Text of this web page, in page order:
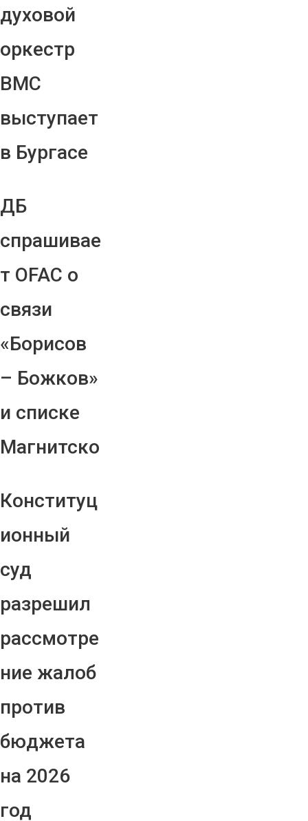
духовой
оркестр
ВМС
выступает
в Бургасе
ДБ
спрашивае
т OFAC о
связи
«Борисов
– Божков»
и списке
Магнитско
Конституц
ионный
суд
разрешил
рассмотре
ние жалоб
против
бюджета
на 2026
год